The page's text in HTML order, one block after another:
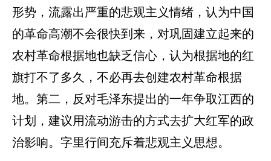
形势，流露出严重的悲观主义情绪，认为中国
的革命高潮不会很快到来，对巩固建立起来的
农村革命根据地也缺乏信心，认为根据地的红
旗打不了多久，不必再去创建农村革命根据
地。第二，反对毛泽东提出的一年争取江西的
计划，建议用流动游击的方式去扩大红军的政
治影响。字里行间充斥着悲观主义思想。